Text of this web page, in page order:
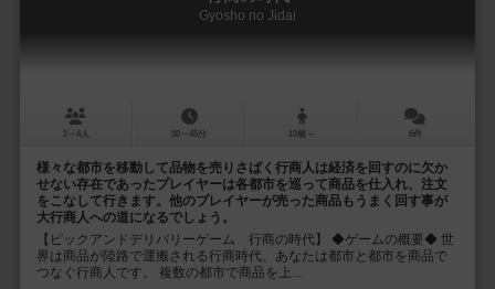
Gyosho no Jidai
2～4人 30～45分 10歳～ 6件
様々な都市を移動して品物を売りさばく行商人は経済を回すのに欠か
せない存在であったプレイヤーは各都市を巡って商品を仕入れ、注文
をこなして行きます。他のプレイヤーが売った商品もうまく回す事が
大行商人への道になるでしょう。
【ピックアンドデリバリーゲーム 行商の時代】 ◆ゲームの概要◆ 世
界は商品が陸路で運搬される行商時代、あなたは都市と都市を商品で
つなぐ行商人です。 複数の都市で商品を上...